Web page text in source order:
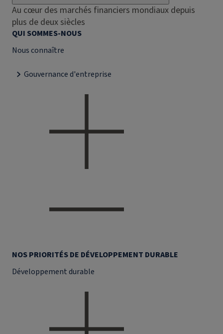
Au cœur des marchés financiers mondiaux depuis
plus de deux siècles
QUI SOMMES-NOUS
Nous connaître
Gouvernance d'entreprise
NOS PRIORITÉS DE DÉVELOPPEMENT DURABLE
Développement durable